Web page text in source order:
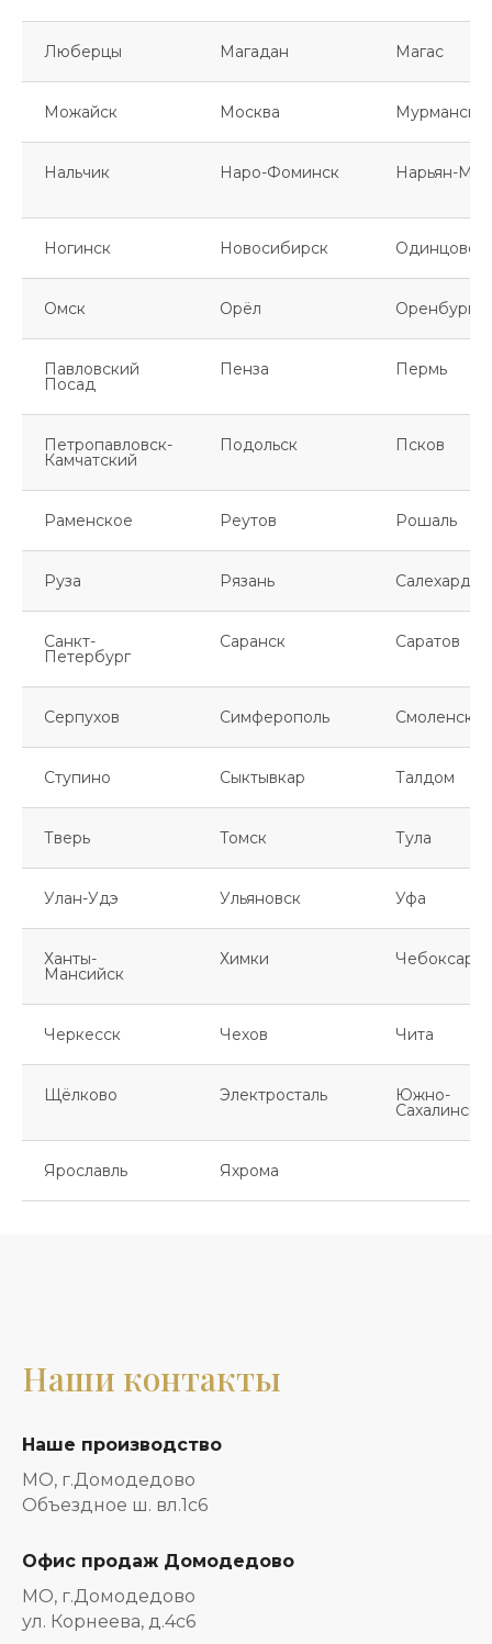
Люберцы Магадан Магас
Можайск Москва Мурманск
Нальчик Наро-Фоминск Нарьян-Мар
Ногинск Новосибирск Одинцово
Омск Орёл Оренбург
Павловский
Посад
Пенза Пермь
Петропавловск-
Камчатский
Подольск Псков
Раменское Реутов Рошаль
Руза Рязань Салехард
Санкт-
Петербург
Саранск Саратов
Серпухов Симферополь Смоленск
Ступино Сыктывкар Талдом
Тверь Томск Тула
Улан-Удэ Ульяновск Уфа
Ханты-
Мансийск
Химки Чебоксары
Черкесск Чехов Чита
Щёлково Электросталь Южно-
Сахалинск
Ярославль Яхрома
Наши контакты
Наше производство
МО, г.Домодедово
Объездное ш. вл.1с6
Офис продаж Домодедово
МО, г.Домодедово
ул. Корнеева, д.4с6